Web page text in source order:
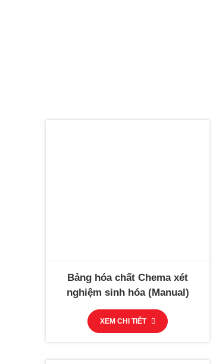
Bảng hóa chất Chema xét
nghiệm sinh hóa (Manual)
XEM CHI TIẾT